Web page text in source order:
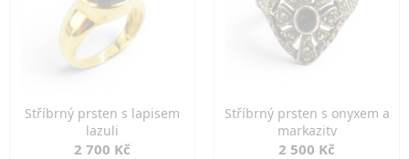
Stříbrný prsten s lapisem
lazuli
2 700 Kč
Stříbrný prsten s onyxem a
markazity
2 500 Kč